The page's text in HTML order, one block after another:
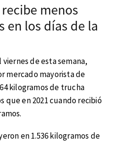
menos
en los días de la
de esta semana,
mercado mayorista de
kilogramos de trucha
que en 2021 cuando recibió
en 1.536 kilogramos de